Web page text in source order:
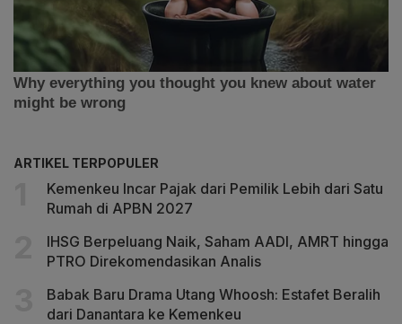
ARTIKEL TERPOPULER
Kemenkeu Incar Pajak dari Pemilik Lebih dari Satu
Rumah di APBN 2027
IHSG Berpeluang Naik, Saham AADI, AMRT hingga
PTRO Direkomendasikan Analis
Babak Baru Drama Utang Whoosh: Estafet Beralih
dari Danantara ke Kemenkeu